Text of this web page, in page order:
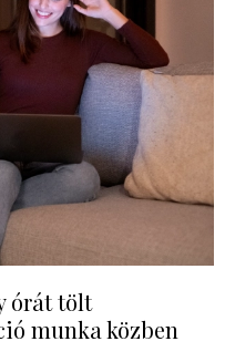
órát tölt
munka közben